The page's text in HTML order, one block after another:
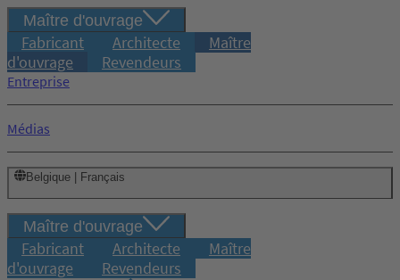
Maître d'ouvrage
Fabricant Architecte
Maître
d'ouvrage
Revendeurs
Entreprise
Médias
Belgique | Français
Maître d'ouvrage
Fabricant Architecte
Maître
d'ouvrage
Revendeurs